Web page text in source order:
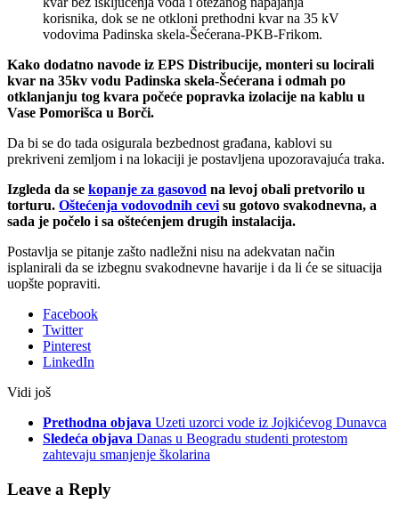
korisnika, dok se ne otkloni prethodni kvar na 35 kV
vodovima Padinska skela-Šećerana-PKB-Frikom.
Kako dodatno navode iz EPS Distribucije, monteri su locirali
kvar na 35kv vodu Padinska skela-Šećerana i odmah po
otklanjanju tog kvara počeće popravka izolacije na kablu u
Vase Pomorišca u Borči.
Da bi se do tada osigurala bezbednost građana, kablovi su
prekriveni zemljom i na lokaciji je postavljena upozoravajuća traka.
Izgleda da se kopanje za gasovod na levoj obali pretvorilo u
torturu. Oštećenja vodovodnih cevi su gotovo svakodnevna, a
sada je počelo i sa oštećenjem drugih instalacija.
Postavlja se pitanje zašto nadležni nisu na adekvatan način
isplanirali da se izbegnu svakodnevne havarije i da li će se situacija
uopšte popraviti.
Facebook
Twitter
Pinterest
LinkedIn
Vidi još
Prethodna objava Uzeti uzorci vode iz Jojkićevog Dunavca
Sledeća objava Danas u Beogradu studenti protestom
zahtevaju smanjenje školarina
Leave a Reply